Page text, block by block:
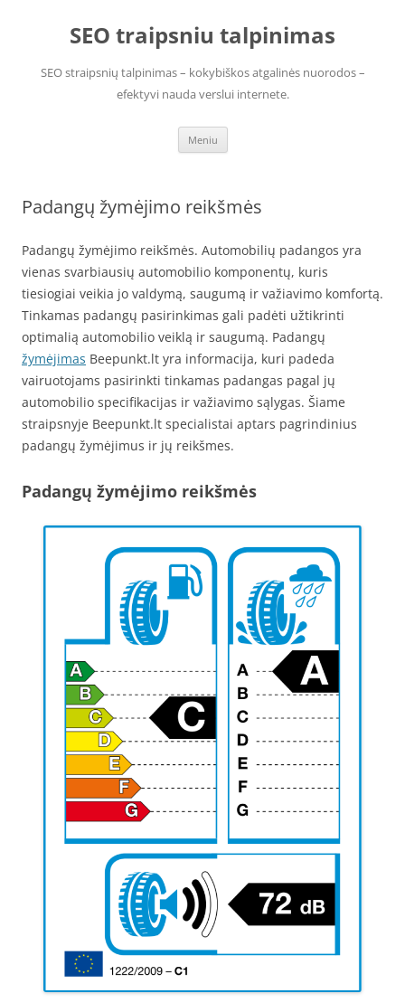
SEO traipsniu talpinimas
SEO straipsnių talpinimas – kokybiškos atgalinės nuorodos –
efektyvi nauda verslui internete.
Meniu
Padangų žymėjimo reikšmės
Padangų žymėjimo reikšmės. Automobilių padangos yra
vienas svarbiausių automobilio komponentų, kuris
tiesiogiai veikia jo valdymą, saugumą ir važiavimo komfortą.
Tinkamas padangų pasirinkimas gali padėti užtikrinti
optimalią automobilio veiklą ir saugumą. Padangų
žymėjimas Beepunkt.lt yra informacija, kuri padeda
vairuotojams pasirinkti tinkamas padangas pagal jų
automobilio specifikacijas ir važiavimo sąlygas. Šiame
straipsnyje Beepunkt.lt specialistai aptars pagrindinius
padangų žymėjimus ir jų reikšmes.
Padangų žymėjimo reikšmės